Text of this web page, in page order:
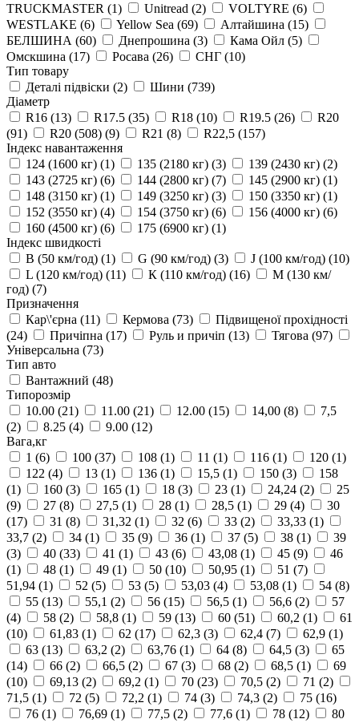
TRUCKMASTER (1) Unitread (2) VOLTYRE (6)
WESTLAKE (6) Yellow Sea (69) Алтайшина (15)
БЕЛШИНА (60) Днепрошина (3) Кама Ойл (5)
Омскшина (17) Росава (26) СНГ (10)
Тип товару
Деталі підвіски (2) Шини (739)
Діаметр
R16 (13) R17.5 (35) R18 (10) R19.5 (26)
R20
(91)
R20 (508) (9) R21 (8) R22,5 (157)
Індекс навантаження
124 (1600 кг) (1) 135 (2180 кг) (3) 139 (2430 кг) (2)
143 (2725 кг) (6) 144 (2800 кг) (7) 145 (2900 кг) (1)
148 (3150 кг) (1) 149 (3250 кг) (3) 150 (3350 кг) (1)
152 (3550 кг) (4) 154 (3750 кг) (6) 156 (4000 кг) (6)
160 (4500 кг) (6) 175 (6900 кг) (1)
Індекс швидкості
B (50 км/год) (1) G (90 км/год) (3) J (100 км/год) (10)
L (120 км/год) (11) К (110 км/год) (16)
М (130 км/
год) (7)
Призначення
Кар\'єрна (11) Кермова (73)
Підвищеної прохідності
(24)
Причіпна (17) Руль и причіп (13) Тягова (97)
Універсальна (73)
Тип авто
Вантажний (48)
Типорозмір
10.00 (21) 11.00 (21) 12.00 (15) 14,00 (8)
7,5
(2)
8.25 (4) 9.00 (12)
Вага,кг
1 (6) 100 (37) 108 (1) 11 (1) 116 (1) 120 (1)
122 (4) 13 (1) 136 (1) 15,5 (1) 150 (3)
158
(1)
160 (3) 165 (1) 18 (3) 23 (1) 24,24 (2)
25
(9)
27 (8) 27,5 (1) 28 (1) 28,5 (1) 29 (4)
30
(17)
31 (8) 31,32 (1) 32 (6) 33 (2) 33,33 (1)
33,7 (2) 34 (1) 35 (9) 36 (1) 37 (5) 38 (1)
39
(3)
40 (33) 41 (1) 43 (6) 43,08 (1) 45 (9)
46
(1)
48 (1) 49 (1) 50 (10) 50,95 (1) 51 (7)
51,94 (1) 52 (5) 53 (5) 53,03 (4) 53,08 (1) 54 (8)
55 (13) 55,1 (2) 56 (15) 56,5 (1) 56,6 (2)
57
(4)
58 (2) 58,8 (1) 59 (13) 60 (51) 60,2 (1)
61
(10)
61,83 (1) 62 (17) 62,3 (3) 62,4 (7) 62,9 (1)
63 (13) 63,2 (2) 63,76 (1) 64 (8) 64,5 (3)
65
(14)
66 (2) 66,5 (2) 67 (3) 68 (2) 68,5 (1)
69
(10)
69,13 (2) 69,2 (1) 70 (23) 70,5 (2) 71 (2)
71,5 (1) 72 (5) 72,2 (1) 74 (3) 74,3 (2) 75 (16)
76 (1) 76,69 (1) 77,5 (2) 77,6 (1) 78 (12)
80